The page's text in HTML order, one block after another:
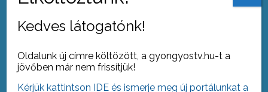
Kedves látogatónk!
Oldalunk új címre költözött, a gyongyostv.hu-t a
jövőben már nem frissítjük!
Kérjük kattintson IDE és ismerje meg új portálunkat a